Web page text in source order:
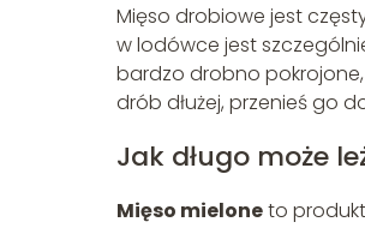
Mięso drobiowe jest
w lodówce jest
bardzo drobno
drób dłużej, przenieś go
Jak długo może
Mięso mieloneto